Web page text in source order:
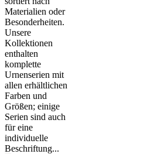
Materialien oder
Besonderheiten.
Unsere
Kollektionen
enthalten
komplette
Urnenserien mit
allen erhältlichen
Farben und
Größen; einige
Serien sind auch
für eine
individuelle
Beschriftung...